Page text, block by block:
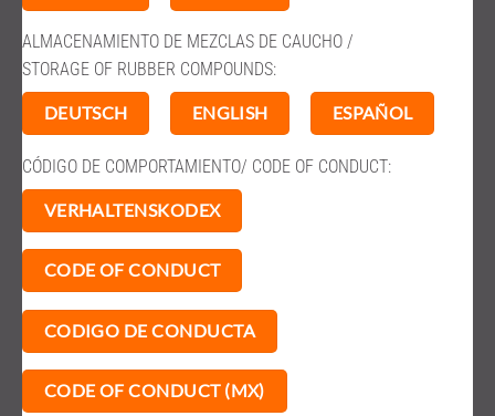
ALMACENAMIENTO DE MEZCLAS DE CAUCHO /
STORAGE OF RUBBER COMPOUNDS:
DEUTSCH ENGLISH ESPAÑOL
CÓDIGO DE COMPORTAMIENTO/ CODE OF CONDUCT:
VERHALTENSKODEX
CODE OF CONDUCT
CODIGO DE CONDUCTA
CODE OF CONDUCT (MX)